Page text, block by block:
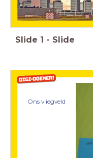
Slide 1 - Slide
Ons vliegveld